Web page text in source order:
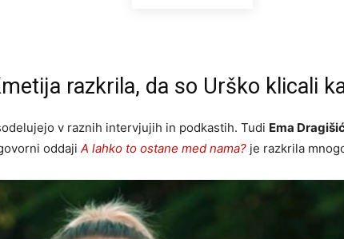
razkrila, da so Urško klicali
v raznih intervjujih in podkastih. Tudi Ema
oddaji A lahko to ostane med nama? je razkrila